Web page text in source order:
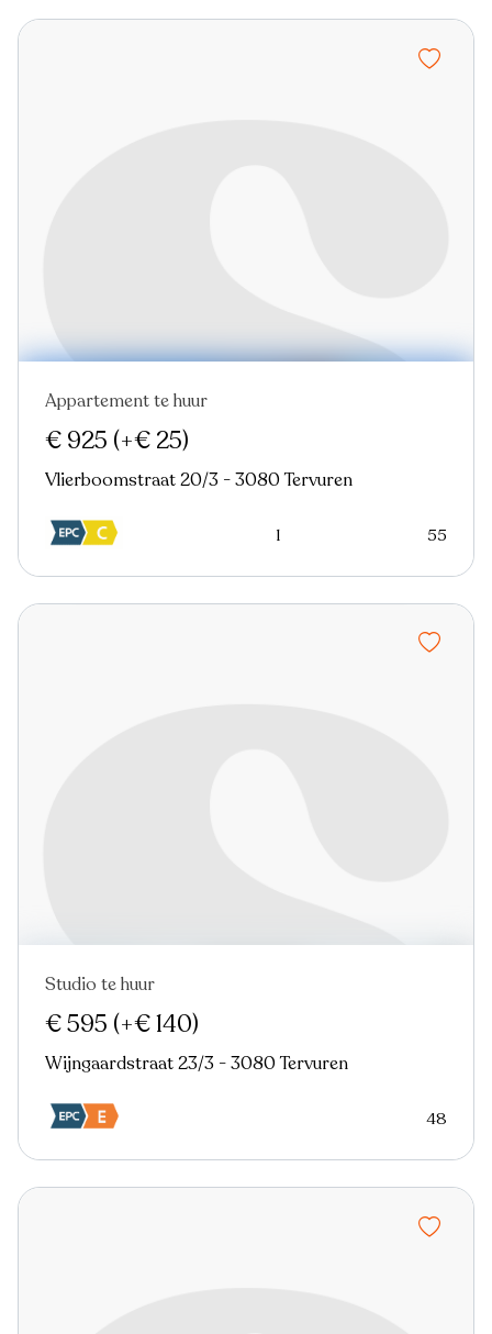
Appartement te huur
€ 925 (+€ 25)
Vlierboomstraat 20/3 - 3080 Tervuren
1 55
Studio te huur
€ 595 (+€ 140)
Wijngaardstraat 23/3 - 3080 Tervuren
48